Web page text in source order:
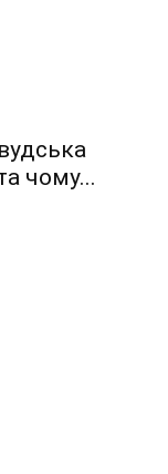
чому...